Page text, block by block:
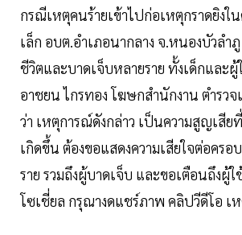
กรณีเหตุคนร้ายเข้าไปก่อเหตุกราดยิง
เล็ก อบต.อำเภอนากลาง จ.หนองบัวลำ
ชีวิตและบาดเจ็บหลายราย ทั้งเด็กและ
อาชยน ไกรทอง โฆษกสำนักงาน ตำรว
ว่า เหตุการณ์ดังกล่าว เป็นความสูญเสีย
เกิดขึ้น ต้องขอแสดงความเสียใจต่อคร
ราย รวมถึงผู้บาดเจ็บ และขอเตือนถึงผู้
โซเชี่ยล กรุณางดแชร์ภาพ คลิปวีดีโอ เ